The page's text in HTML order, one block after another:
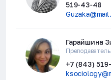
519-43-48
Гарайшина
Преподаватель
+7 (843)